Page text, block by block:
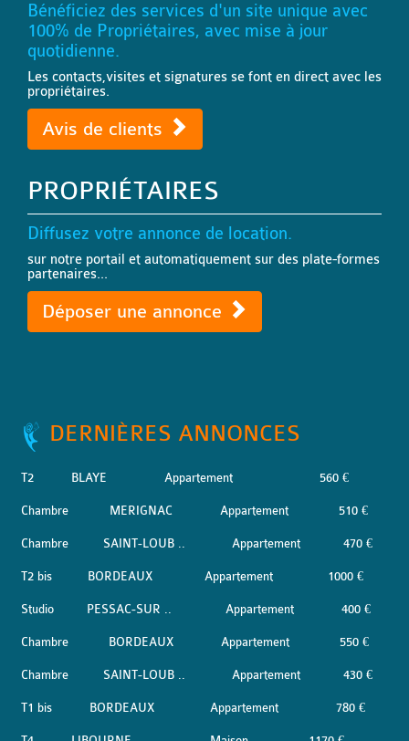
Bénéficiez des services d'un site unique avec
100% de Propriétaires, avec mise à jour
quotidienne.
Les contacts,visites et signatures se font en direct avec les
propriétaires.
Avis de clients
PROPRIÉTAIRES
Diffusez votre annonce de location.
sur notre portail et automatiquement sur des plate-formes
partenaires...
Déposer une annonce
DERNIÈRES ANNONCES
T2 BLAYE Appartement 560 €
Chambre MERIGNAC Appartement 510 €
Chambre SAINT-LOUB .. Appartement 470 €
T2 bis BORDEAUX Appartement 1000 €
Studio PESSAC-SUR .. Appartement 400 €
Chambre BORDEAUX Appartement 550 €
Chambre SAINT-LOUB .. Appartement 430 €
T1 bis BORDEAUX Appartement 780 €